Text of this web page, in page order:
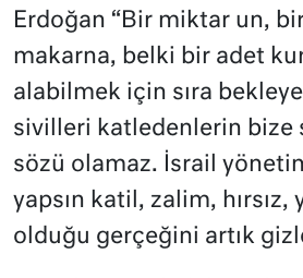
Erdoğan “Bir miktar un,
makarna, belki bir adet
alabilmek için sıra
sivilleri katledenlerin bize
sözü olamaz. İsrail
yapsın katil, zalim, hırsız,
olduğu gerçeğini artık